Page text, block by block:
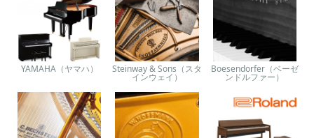
YAMAHA（ヤマハ） Steinway & Sons（スタ
インウェイ）
Boesendorfer（ベーゼ
ンドルファー）